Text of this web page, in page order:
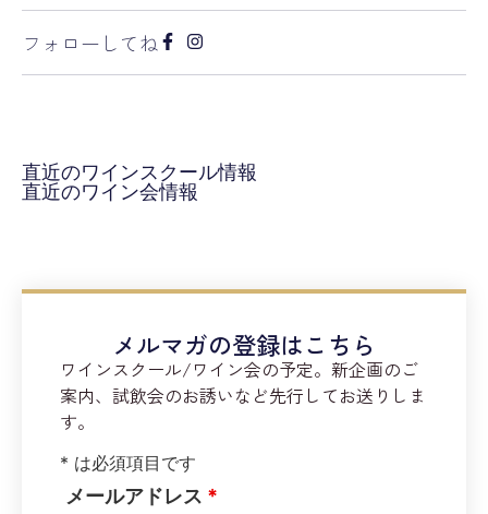
フォローしてね
直近のワインスクール情報
直近のワイン会情報
メルマガの登録はこちら
ワインスクール/ワイン会の予定。新企画のご
案内、試飲会のお誘いなど先行してお送りしま
す。
* は必須項目です
メールアドレス *